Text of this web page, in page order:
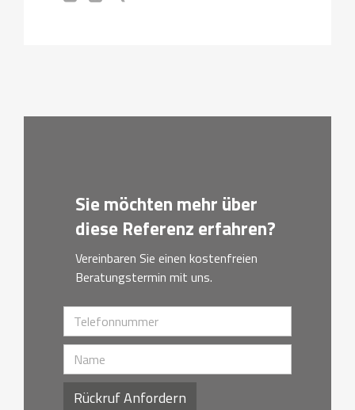
Sie möchten mehr über
diese Referenz erfahren?
Vereinbaren Sie einen kostenfreien
Beratungstermin mit uns.
Rückruf Anfordern